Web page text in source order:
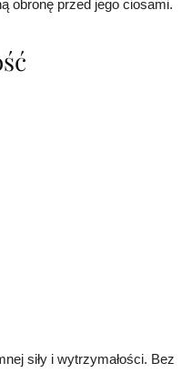
obronę przed jego ciosami.
siły i wytrzymałości. Bez